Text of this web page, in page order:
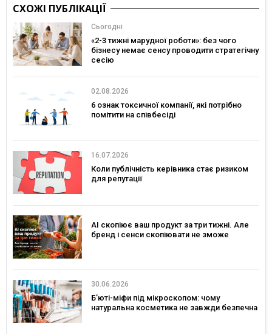
СХОЖІ ПУБЛІКАЦІЇ
Сьогодні
«2-3 тижні марудної роботи»: без чого
бізнесу немає сенсу проводити стратегічну
сесію
02.08.2026
6 ознак токсичної компанії, які потрібно
помітити на співбесіді
16.07.2026
Коли публічність керівника стає ризиком
для репутації
AI скопіює ваш продукт за три тижні. Але
бренд і сенси скопіювати не зможе
30.06.2026
Б’юті-міфи під мікроскопом: чому
натуральна косметика не завжди безпечна